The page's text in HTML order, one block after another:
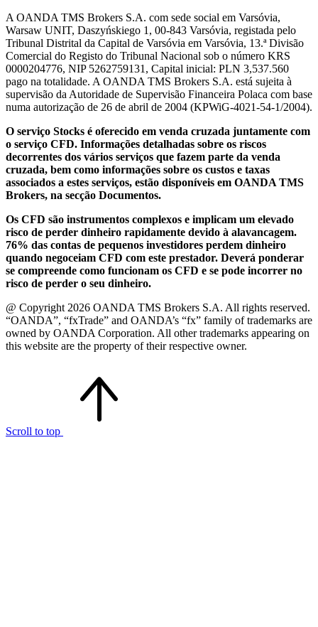
A OANDA TMS Brokers S.A. com sede social em Varsóvia,
Warsaw UNIT, Daszyńskiego 1, 00-843 Varsóvia, registada pelo
Tribunal Distrital da Capital de Varsóvia em Varsóvia, 13.ª Divisão
Comercial do Registo do Tribunal Nacional sob o número KRS
0000204776, NIP 5262759131, Capital inicial: PLN 3,537.560
pago na totalidade. A OANDA TMS Brokers S.A. está sujeita à
supervisão da Autoridade de Supervisão Financeira Polaca com base
numa autorização de 26 de abril de 2004 (KPWiG-4021-54-1/2004).
O serviço Stocks é oferecido em venda cruzada juntamente com
o serviço CFD. Informações detalhadas sobre os riscos
decorrentes dos vários serviços que fazem parte da venda
cruzada, bem como informações sobre os custos e taxas
associados a estes serviços, estão disponíveis em OANDA TMS
Brokers, na secção Documentos.
Os CFD são instrumentos complexos e implicam um elevado
risco de perder dinheiro rapidamente devido à alavancagem.
76% das contas de pequenos investidores perdem dinheiro
quando negoceiam CFD com este prestador. Deverá ponderar
se compreende como funcionam os CFD e se pode incorrer no
risco de perder o seu dinheiro.
@ Copyright 2026 OANDA TMS Brokers S.A. All rights reserved.
“OANDA”, “fxTrade” and OANDA’s “fx” family of trademarks are
owned by OANDA Corporation. All other trademarks appearing on
this website are the property of their respective owner.
Scroll to top